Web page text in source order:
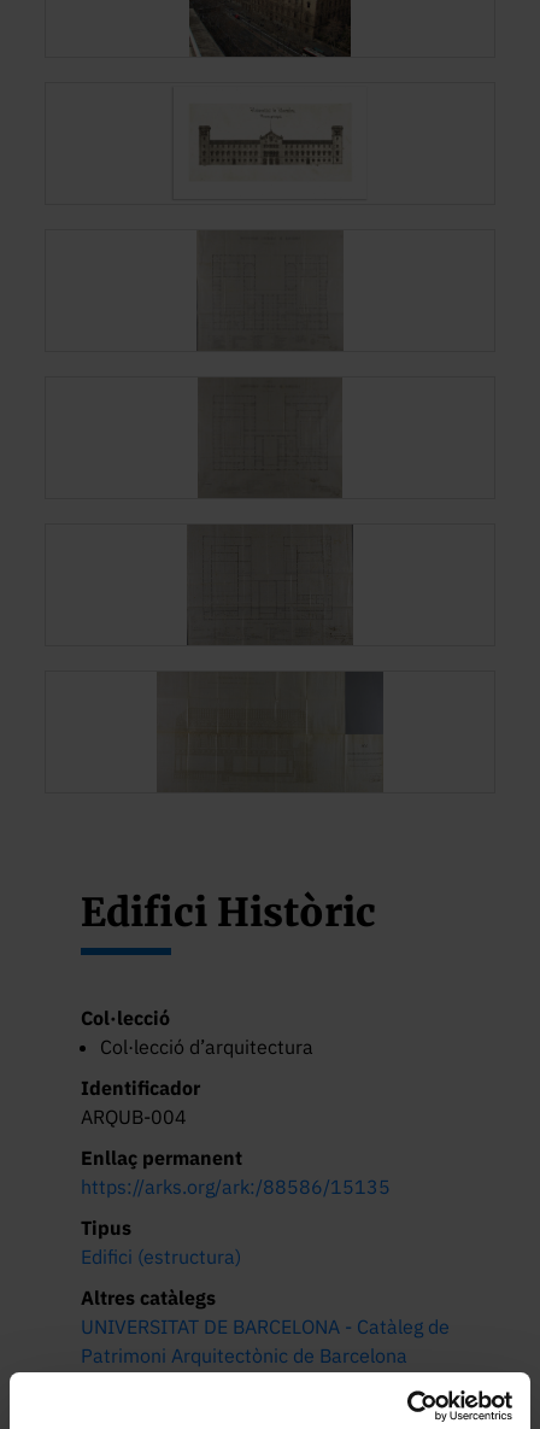
Edifici Històric
Col·lecció
Col·lecció d’arquitectura
Identificador
ARQUB-004
Enllaç permanent
https://arks.org/ark:/88586/15135
Tipus
Edifici (estructura)
Altres catàlegs
UNIVERSITAT DE BARCELONA - Catàleg de
Patrimoni Arquitectònic de Barcelona